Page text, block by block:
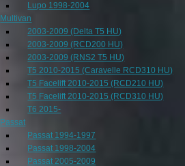
Lupo 1998-2004
Multivan
2003-2009 (Delta T5 HU)
2003-2009 (RCD200 HU)
2003-2009 (RNS2 T5 HU)
T5 2010-2015 (Caravelle RCD310 HU)
T5 Facelift 2010-2015 (RCD210 HU)
T5 Facelift 2010-2015 (RCD310 HU)
T6 2015-
Passat
Passat 1994-1997
Passat 1998-2004
Passat 2005-2009